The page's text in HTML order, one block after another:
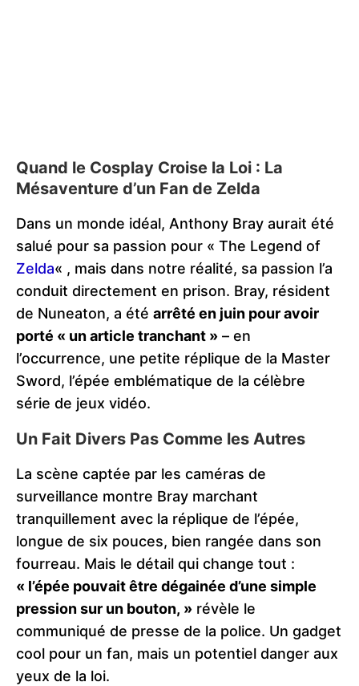
Quand le Cosplay Croise la Loi : La
Mésaventure d’un Fan de Zelda
Dans un monde idéal, Anthony Bray aurait été
salué pour sa passion pour « The Legend of
Zelda« , mais dans notre réalité, sa passion l’a
conduit directement en prison. Bray, résident
de Nuneaton, a été arrêté en juin pour avoir
porté « un article tranchant » – en
l’occurrence, une petite réplique de la Master
Sword, l’épée emblématique de la célèbre
série de jeux vidéo.
Un Fait Divers Pas Comme les Autres
La scène captée par les caméras de
surveillance montre Bray marchant
tranquillement avec la réplique de l’épée,
longue de six pouces, bien rangée dans son
fourreau. Mais le détail qui change tout :
« l’épée pouvait être dégainée d’une simple
pression sur un bouton, » révèle le
communiqué de presse de la police. Un gadget
cool pour un fan, mais un potentiel danger aux
yeux de la loi.